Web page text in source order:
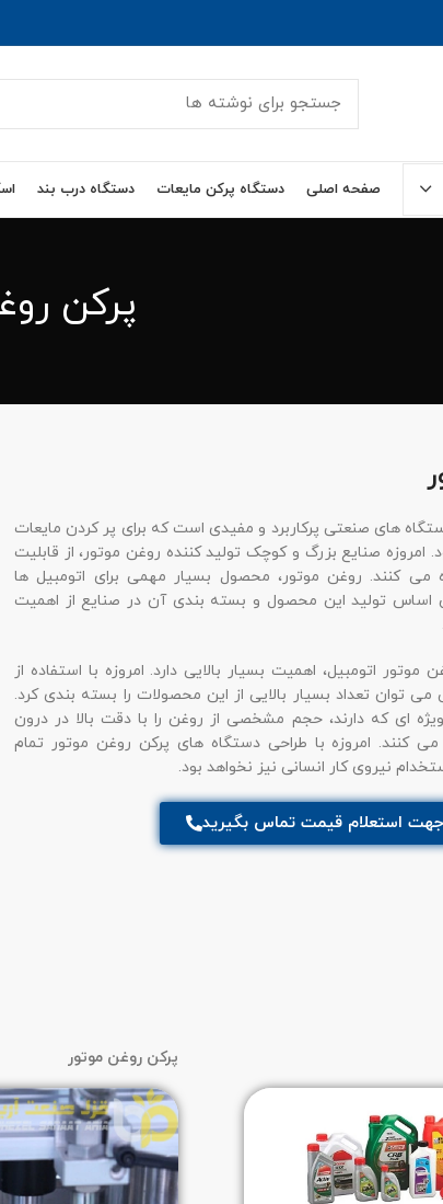
صفحه اصلی دستگاه پرکن مایعات دستگاه درب بند
پرکن
های صنعتی پرکاربرد و مفیدی است که برای پر کردن مایعات
صنایع بزرگ و کوچک تولید کننده روغن موتور، از قابلیت
می کنند. روغن موتور، محصول بسیار مهمی برای اتومبیل ها
تولید این محصول و بسته بندی آن در صنایع از اهمیت
اتومبیل، اهمیت بسیار بالایی دارد. امروزه با استفاده از
توان تعداد بسیار بالایی از این محصولات را بسته بندی کرد.
ای که دارند، حجم مشخصی از روغن را با دقت بالا در درون
کنند. امروزه با طراحی دستگاه های پرکن روغن موتور تمام
نیروی کار انسانی نیز نخواهد بود.
جهت استعلام قیمت تماس بگیرید
پرکن روغن موتور